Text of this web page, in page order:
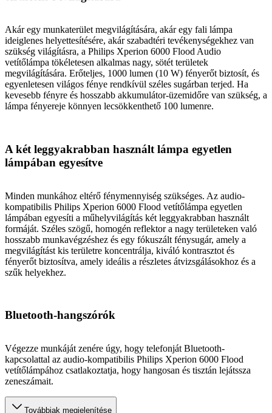
Akár egy munkaterület megvilágítására, akár egy fali lámpa
ideiglenes helyettesítésére, akár szabadtéri tevékenységekhez van
szükség világításra, a Philips Xperion 6000 Flood Audio
vetítőlámpa tökéletesen alkalmas nagy, sötét területek
megvilágítására. Erőteljes, 1000 lumen (10 W) fényerőt biztosít, és
egyenletesen világos fénye rendkívül széles sugárban terjed. Ha
kevesebb fényre és hosszabb akkumulátor-üzemidőre van szükség, a
lámpa fényereje könnyen lecsökkenthető 100 lumenre.
A két leggyakrabban használt lámpa egyetlen
lámpában egyesítve
Minden munkához eltérő fénymennyiség szükséges. Az audio-
kompatibilis Philips Xperion 6000 Flood vetítőlámpa egyetlen
lámpában egyesíti a műhelyvilágítás két leggyakrabban használt
formáját. Széles szögű, homogén reflektor a nagy területeken való
hosszabb munkavégzéshez és egy fókuszált fénysugár, amely a
megvilágítást kis területre koncentrálja, kiváló kontrasztot és
fényerőt biztosítva, amely ideális a részletes átvizsgálásokhoz és a
szűk helyekhez.
Bluetooth-hangszórók
Végezze munkáját zenére úgy, hogy telefonját Bluetooth-
kapcsolattal az audio-kompatibilis Philips Xperion 6000 Flood
vetítőlámpához csatlakoztatja, hogy hangosan és tisztán lejátssza
zeneszámait.
Továbbiak megjelenítése